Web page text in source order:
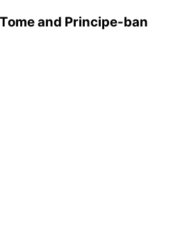
and Principe-ban